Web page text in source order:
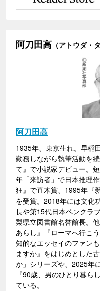
阿刀田高 （アトウダ・
阿刀田高
1935年、東京生れ。早稲
勤務しながら執筆活動を
て』で小説家デビュー。
年「来訪者」で日本推理
狂』で直木賞、1995年『
を受賞。2018年には文化
長や第15代日本ペンクラ
梨県立図書館名誉館長。
あらし』『ローマへ行こ
知的なエッセイのファン
ますか』をはじめとした
か」シリーズや、2025年
『90歳、男のひとり暮ら
ている。